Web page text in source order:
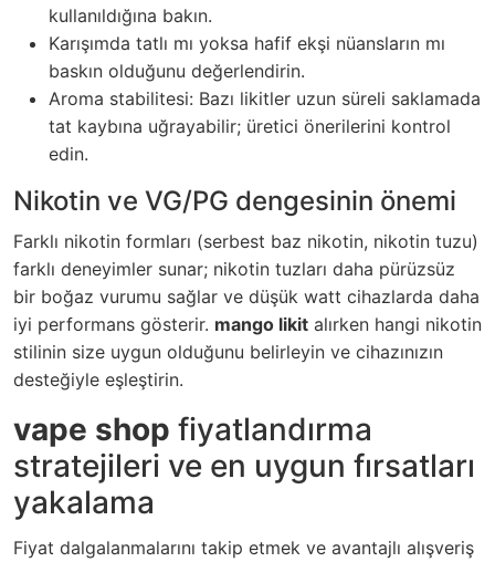
kullanıldığına bakın.
Karışımda tatlı mı yoksa hafif ekşi nüansların mı
baskın olduğunu değerlendirin.
Aroma stabilitesi: Bazı likitler uzun süreli saklamada
tat kaybına uğrayabilir; üretici önerilerini kontrol
edin.
Nikotin ve VG/PG dengesinin önemi
Farklı nikotin formları (serbest baz nikotin, nikotin tuzu)
farklı deneyimler sunar; nikotin tuzları daha pürüzsüz
bir boğaz vurumu sağlar ve düşük watt cihazlarda daha
iyi performans gösterir. mango likit alırken hangi nikotin
stilinin size uygun olduğunu belirleyin ve cihazınızın
desteğiyle eşleştirin.
vape shop fiyatlandırma
stratejileri ve en uygun fırsatları
yakalama
Fiyat dalgalanmalarını takip etmek ve avantajlı alışveriş